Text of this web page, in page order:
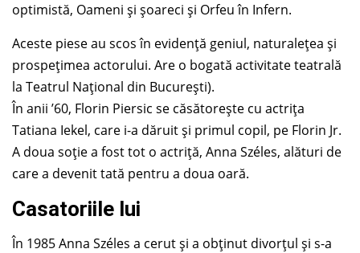
optimistă, Oameni și șoareci și Orfeu în Infern.
Aceste piese au scos în evidență geniul, naturalețea și
prospețimea actorului. Are o bogată activitate teatrală
la Teatrul Național din București).
În anii ’60, Florin Piersic se căsătorește cu actrița
Tatiana Iekel, care i-a dăruit și primul copil, pe Florin Jr.
A doua soție a fost tot o actriță, Anna Széles, alături de
care a devenit tată pentru a doua oară.
Casatoriile lui
În 1985 Anna Széles a cerut și a obținut divorțul și s-a